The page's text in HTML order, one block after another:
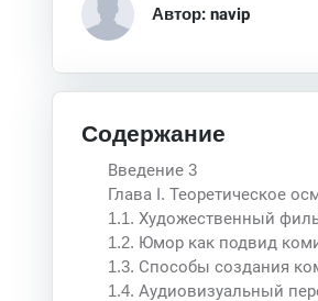
Автор: navip
Содержание
Введение 3
Глава I. Теоретическое
1.1. Художественный
1.2. Юмор как подвид
1.3. Способы создания
1.4. Аудиовизуальный